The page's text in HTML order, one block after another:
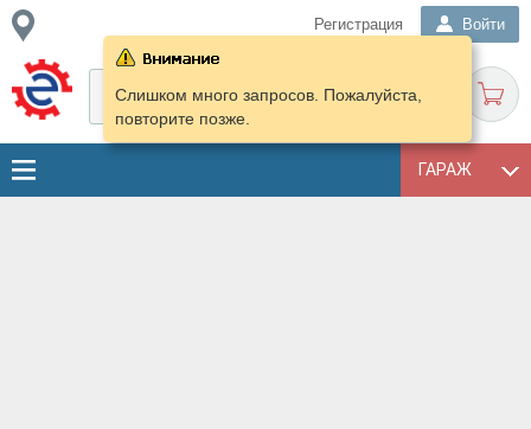
Регистрация Войти
ГАРАЖ
Слишком много запросов. Пожалуйста,
повторите позже.